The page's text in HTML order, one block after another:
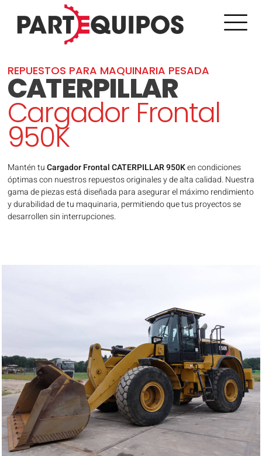
REPUESTOS PARA MAQUINARIA PESADA
CATERPILLAR
Cargador Frontal
950K
Mantén tuCargador Frontal CATERPILLAR 950Ken condiciones
óptimas con nuestros repuestos originales y de alta calidad. Nuestra
gama de piezas está diseñada para asegurar el máximo rendimiento
y durabilidad de tu maquinaria, permitiendo que tus proyectos se
desarrollen sin interrupciones.